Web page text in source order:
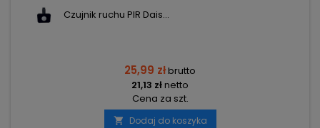
Czujnik ruchu PIR Dais...
25,99 złbrutto
21,13 złnetto
Cena za szt.
 Dodaj do koszyka